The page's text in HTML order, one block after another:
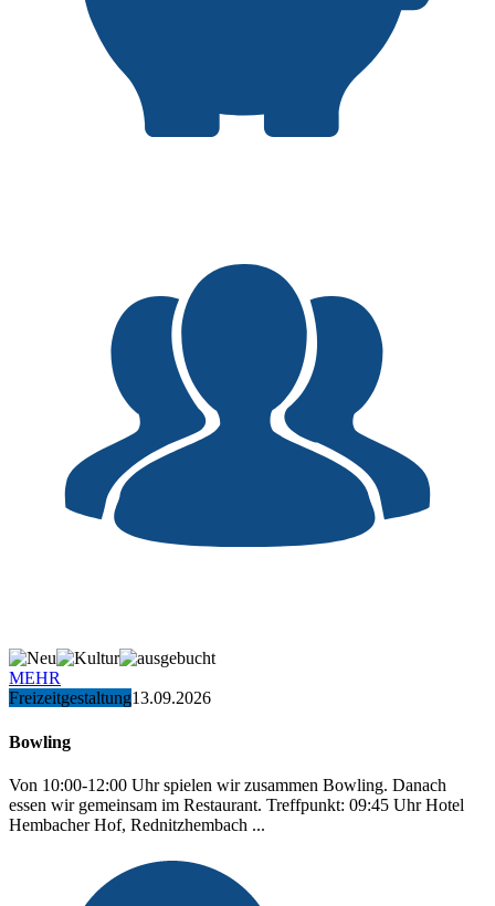
MEHR
Freizeitgestaltung13.09.2026
Bowling
Von 10:00-12:00 Uhr spielen wir zusammen Bowling. Danach
essen wir gemeinsam im Restaurant. Treffpunkt: 09:45 Uhr Hotel
Hembacher Hof, Rednitzhembach ...